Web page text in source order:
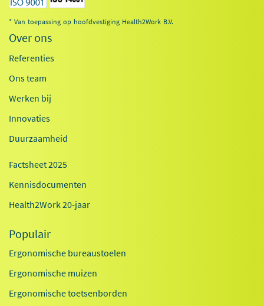
* Van toepassing op hoofdvestiging Health2Work B.V.
Over ons
Referenties
Ons team
Werken bij
Innovaties
Duurzaamheid
Factsheet 2025
Kennisdocumenten
Health2Work 20-jaar
Populair
Ergonomische bureaustoelen
Ergonomische muizen
Ergonomische toetsenborden